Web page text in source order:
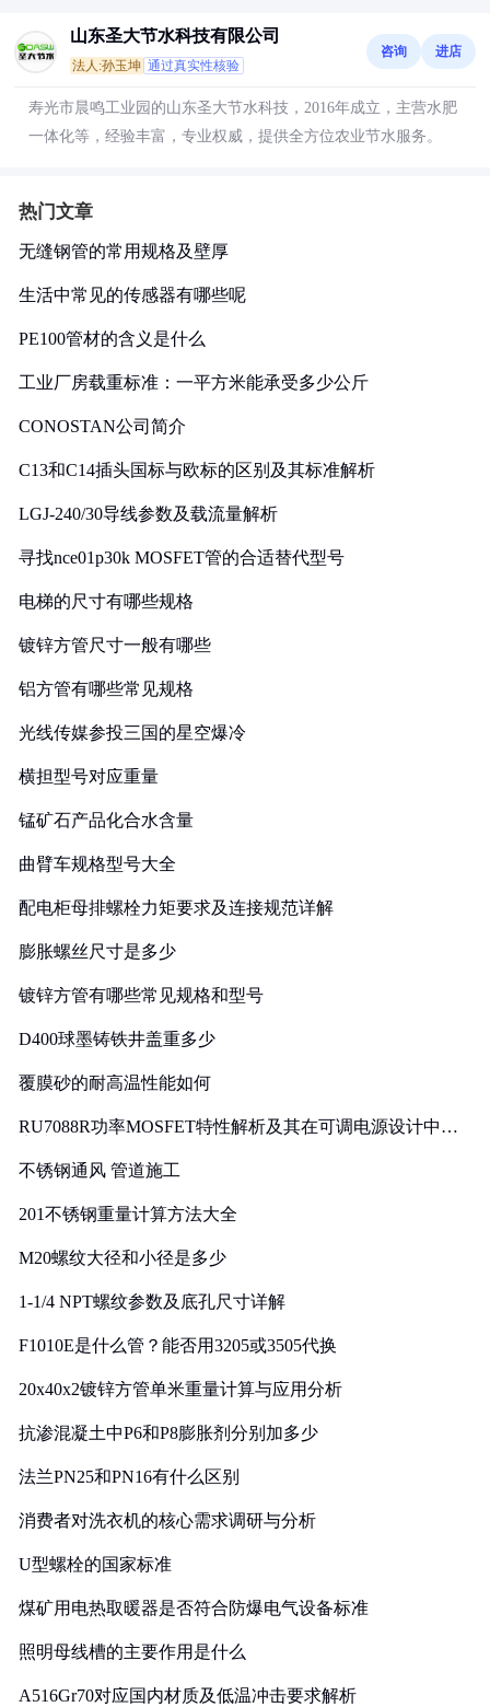
山东圣大节水科技有限公司
法人:孙玉坤 通过真实性核验
咨询 进店
寿光市晨鸣工业园的山东圣大节水科技，2016年成立，主营水肥
一体化等，经验丰富，专业权威，提供全方位农业节水服务。
热门文章
无缝钢管的常用规格及壁厚
生活中常见的传感器有哪些呢
PE100管材的含义是什么
工业厂房载重标准：一平方米能承受多少公斤
CONOSTAN公司简介
C13和C14插头国标与欧标的区别及其标准解析
LGJ-240/30导线参数及载流量解析
寻找nce01p30k MOSFET管的合适替代型号
电梯的尺寸有哪些规格
镀锌方管尺寸一般有哪些
铝方管有哪些常见规格
光线传媒参投三国的星空爆冷
横担型号对应重量
锰矿石产品化合水含量
曲臂车规格型号大全
配电柜母排螺栓力矩要求及连接规范详解
膨胀螺丝尺寸是多少
镀锌方管有哪些常见规格和型号
D400球墨铸铁井盖重多少
覆膜砂的耐高温性能如何
RU7088R功率MOSFET特性解析及其在可调电源设计中的
不锈钢通风 管道施工
201不锈钢重量计算方法大全
M20螺纹大径和小径是多少
1-1/4 NPT螺纹参数及底孔尺寸详解
F1010E是什么管？能否用3205或3505代换
20x40x2镀锌方管单米重量计算与应用分析
抗渗混凝土中P6和P8膨胀剂分别加多少
法兰PN25和PN16有什么区别
消费者对洗衣机的核心需求调研与分析
U型螺栓的国家标准
煤矿用电热取暖器是否符合防爆电气设备标准
照明母线槽的主要作用是什么
A516Gr70对应国内材质及低温冲击要求解析